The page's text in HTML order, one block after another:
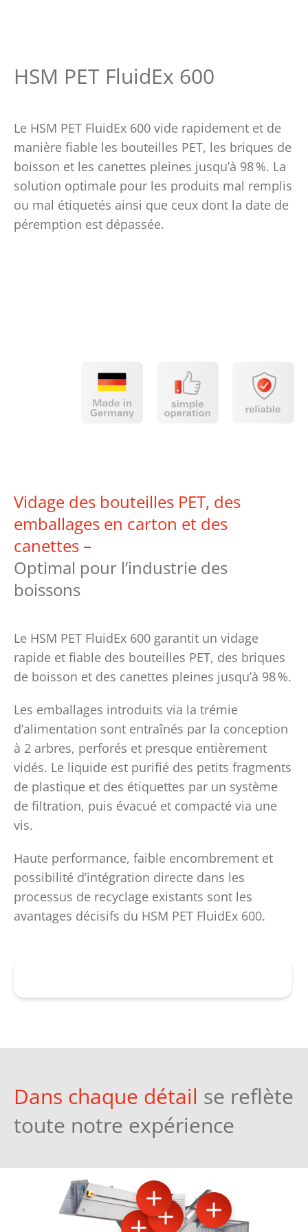
HSM PET FluidEx 600
Le HSM PET FluidEx 600 vide rapidement et de
manière fiable les bouteilles PET, les briques de
boisson et les canettes pleines jusqu’à 98%. La
solution optimale pour les produits mal remplis
ou mal étiquetés ainsi que ceux dont la date de
péremption est dépassée.
Vidage des bouteilles PET, des
emballages en carton et des
canettes –
Optimal pour l’industrie des
boissons
Le HSM PET FluidEx 600 garantit un vidage
rapide et fiable des bouteilles PET, des briques
de boisson et des canettes pleines jusqu’à 98%.
Les emballages introduits via la trémie
d’alimentation sont entraînés par la conception
à 2 arbres, perforés et presque entièrement
vidés. Le liquide est purifié des petits fragments
de plastique et des étiquettes par un système
de filtration, puis évacué et compacté via une
vis.
Haute performance, faible encombrement et
possibilité d’intégration directe dans les
processus de recyclage existants sont les
avantages décisifs du HSM PET FluidEx 600.
Dans chaque détail se reflète
toute notre expérience